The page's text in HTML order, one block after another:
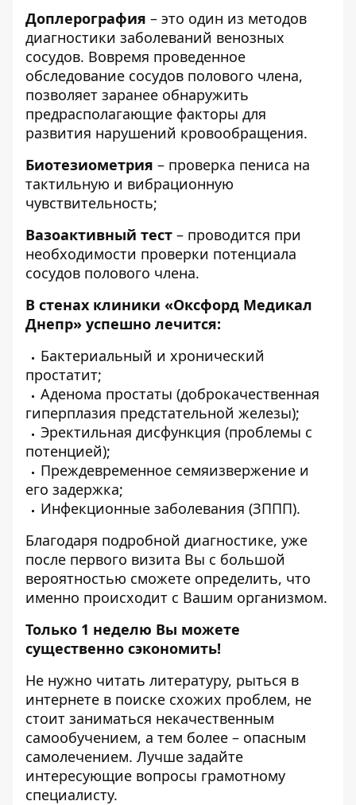
Доплерография – это один из методов
диагностики заболеваний венозных
сосудов. Вовремя проведенное
обследование сосудов полового члена,
позволяет заранее обнаружить
предрасполагающие факторы для
развития нарушений кровообращения.
Биотезиометрия – проверка пениса на
тактильную и вибрационную
чувствительность;
Вазоактивный тест – проводится при
необходимости проверки потенциала
сосудов полового члена.
В стенах клиники «Оксфорд Медикал
Днепр» успешно лечится:
Бактериальный и хронический
простатит;
Аденома простаты (доброкачественная
гиперплазия предстательной железы);
Эректильная дисфункция (проблемы с
потенцией);
Преждевременное семяизвержение и
его задержка;
Инфекционные заболевания (ЗППП).
Благодаря подробной диагностике, уже
после первого визита Вы с большой
вероятностью сможете определить, что
именно происходит с Вашим организмом.
Только 1 неделю Вы можете
существенно сэкономить!
Не нужно читать литературу, рыться в
интернете в поиске схожих проблем, не
стоит заниматься некачественным
самообучением, а тем более – опасным
самолечением. Лучше задайте
интересующие вопросы грамотному
специалисту.